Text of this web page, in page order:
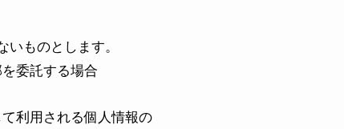
ものとします。
委託する場合
利用される個人情報の